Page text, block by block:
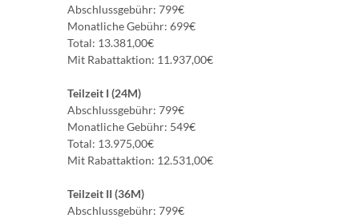
Abschlussgebühr: 799€
Monatliche Gebühr: 699€
Total: 13.381,00€
Mit Rabattaktion: 11.937,00€
Teilzeit I (24M)
Abschlussgebühr: 799€
Monatliche Gebühr: 549€
Total: 13.975,00€
Mit Rabattaktion: 12.531,00€
Teilzeit II (36M)
Abschlussgebühr: 799€